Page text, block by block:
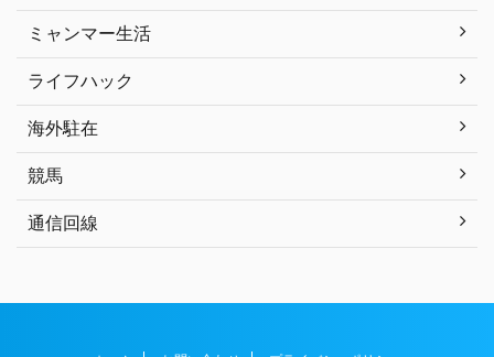
ミャンマー生活
ライフハック
海外駐在
競馬
通信回線